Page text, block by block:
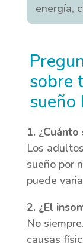
energía,
sobre
sueño
1.
Los
sueño por
puede
2. ¿El
No
causas